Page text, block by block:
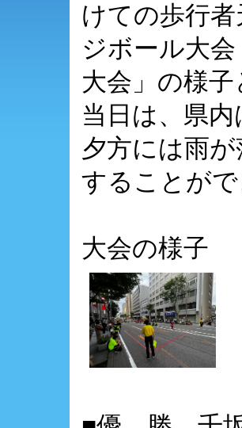
けての歩行
ジボール大
大会」の様
当日は、県
夕方には雨
することが
大会の様子